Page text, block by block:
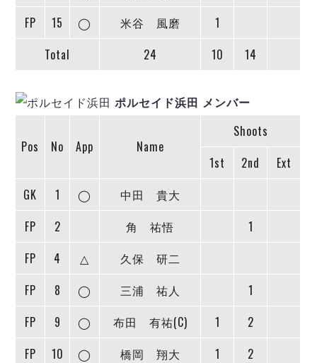
ボアルース長野
名古屋オーシャンズ
バサジィ大分
選手の通算記録（Ｆ２）
マルバ水戸FC
リガーレヴィア葛飾
Y．S．C．C．横浜
ヴィンセドール白山
デウソン神戸
ポルセイド浜田
ミラクルスマイル新居浜
FOLLOW US!
FP
15 ◯ 米谷 風磨
1
Total
24 10 14
ポルセイド浜田 メンバー
Pos No App Name
Shoots
1st
2nd
Ext
GK
1 ◯
中田 貴大
FP
2 角 祐悟
1
FP
4 △
久保 研二
FP
8 ◯ 三浦 祐人
1
FP
9 ◯ 布田 有祐(C) 1
2
FP
10 ◯ 橋岡 翔大 1
2